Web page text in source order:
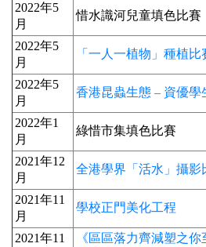
2022年5
月
惜水識河兒童填色比賽
2022年5
月
「一人一植物」種植比
2022年5
月
香港昆蟲生態 – 資優學
2022年1
月
綠惜市集填色比賽
2021年12
月
全港學界「活水」攝影
2021年11
月
學校正門美化工程
2021年11
《區區落力齊減塑之